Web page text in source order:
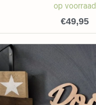
op voorraad
€49,95